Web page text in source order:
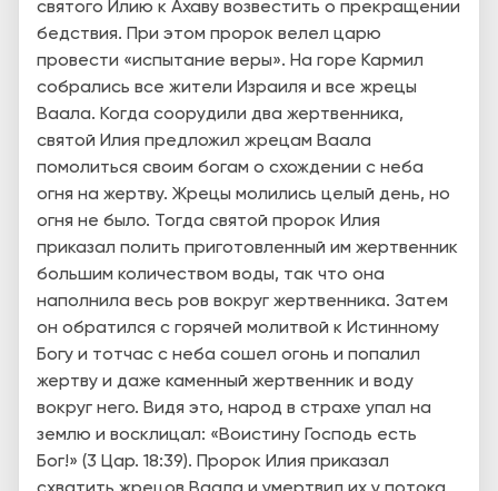
святого Илию к Ахаву возвестить о прекращении
бедствия. При этом пророк велел царю
провести «испытание веры». На горе Кармил
собрались все жители Израиля и все жрецы
Ваала. Когда соорудили два жертвенника,
святой Илия предложил жрецам Ваала
помолиться своим богам о схождении с неба
огня на жертву. Жрецы молились целый день, но
огня не было. Тогда святой пророк Илия
приказал полить приготовленный им жертвенник
большим количеством воды, так что она
наполнила весь ров вокруг жертвенника. Затем
он обратился с горячей молитвой к Истинному
Богу и тотчас с неба сошел огонь и попалил
жертву и даже каменный жертвенник и воду
вокруг него. Видя это, народ в страхе упал на
землю и восклицал: «Воистину Господь есть
Бог!» (3 Цар. 18:39). Пророк Илия приказал